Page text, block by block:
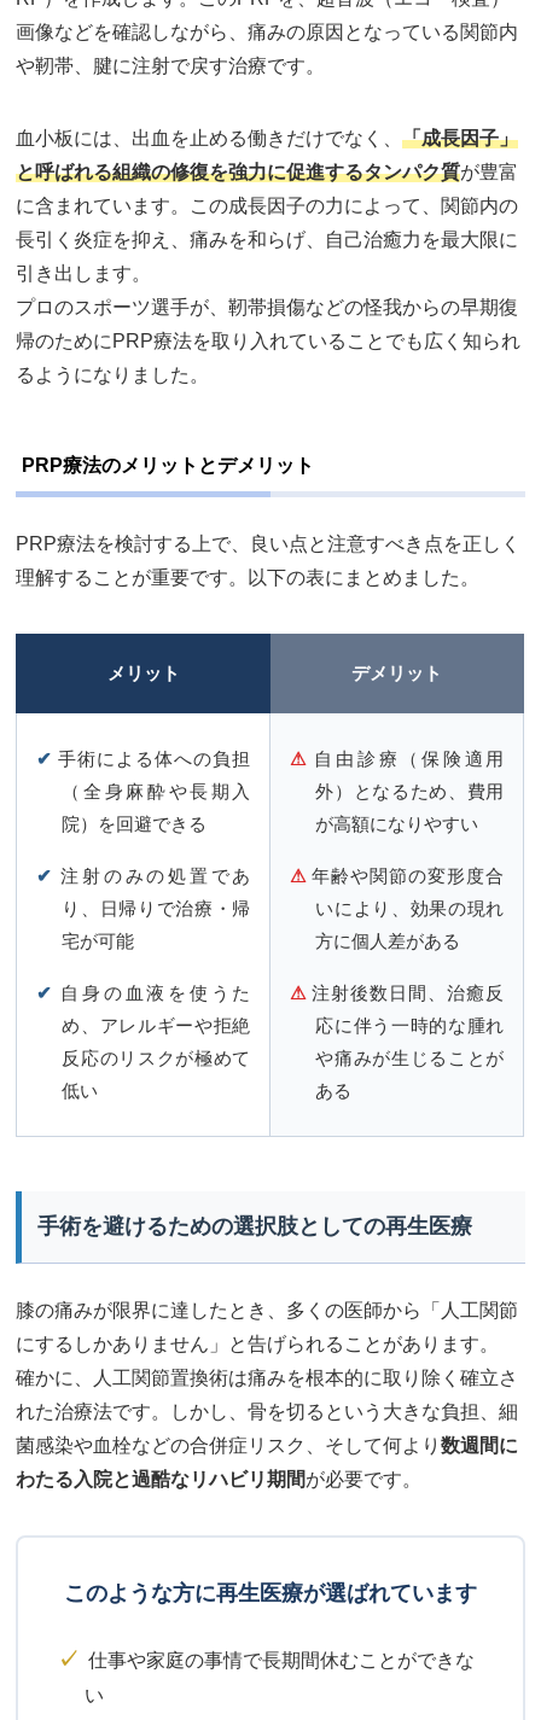
画像などを確認しながら、痛みの原因となっている関節内
や靭帯、腱に注射で戻す治療です。
血小板には、出血を止める働きだけでなく、「成長因子」
と呼ばれる組織の修復を強力に促進するタンパク質が豊富
に含まれています。この成長因子の力によって、関節内の
長引く炎症を抑え、痛みを和らげ、自己治癒力を最大限に
引き出します。
プロのスポーツ選手が、靭帯損傷などの怪我からの早期復
帰のためにPRP療法を取り入れていることでも広く知られ
るようになりました。
PRP療法のメリットとデメリット
PRP療法を検討する上で、良い点と注意すべき点を正しく
理解することが重要です。以下の表にまとめました。
メリット デメリット
✔ 手術による体への負担
（全身麻酔や長期入
院）を回避できる
✔ 注射のみの処置であ
り、日帰りで治療・帰
宅が可能
✔ 自身の血液を使うた
め、アレルギーや拒絶
反応のリスクが極めて
低い
⚠ 自由診療（保険適用
外）となるため、費用
が高額になりやすい
⚠ 年齢や関節の変形度合
いにより、効果の現れ
方に個人差がある
⚠ 注射後数日間、治癒反
応に伴う一時的な腫れ
や痛みが生じることが
ある
手術を避けるための選択肢としての再生医療
膝の痛みが限界に達したとき、多くの医師から「人工関節
にするしかありません」と告げられることがあります。
確かに、人工関節置換術は痛みを根本的に取り除く確立さ
れた治療法です。しかし、骨を切るという大きな負担、細
菌感染や血栓などの合併症リスク、そして何より数週間に
わたる入院と過酷なリハビリ期間が必要です。
このような方に再生医療が選ばれています
✓ 仕事や家庭の事情で長期間休むことができな
い